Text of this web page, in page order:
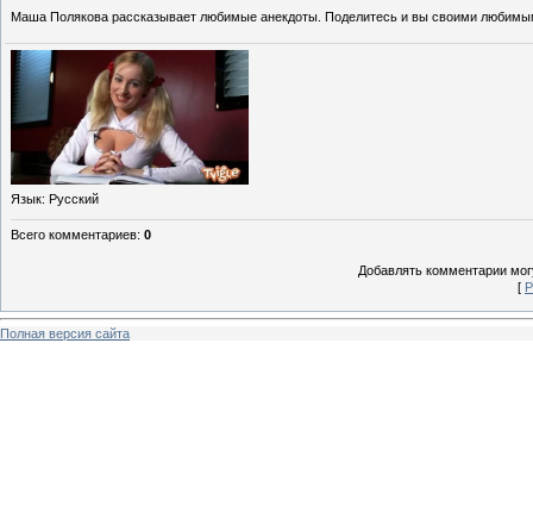
Маша Полякова рассказывает любимые анекдоты. Поделитесь и вы своими
Язык: Русский
Всего комментариев: 0
Добавлять комментарии
[
Полная версия сайта